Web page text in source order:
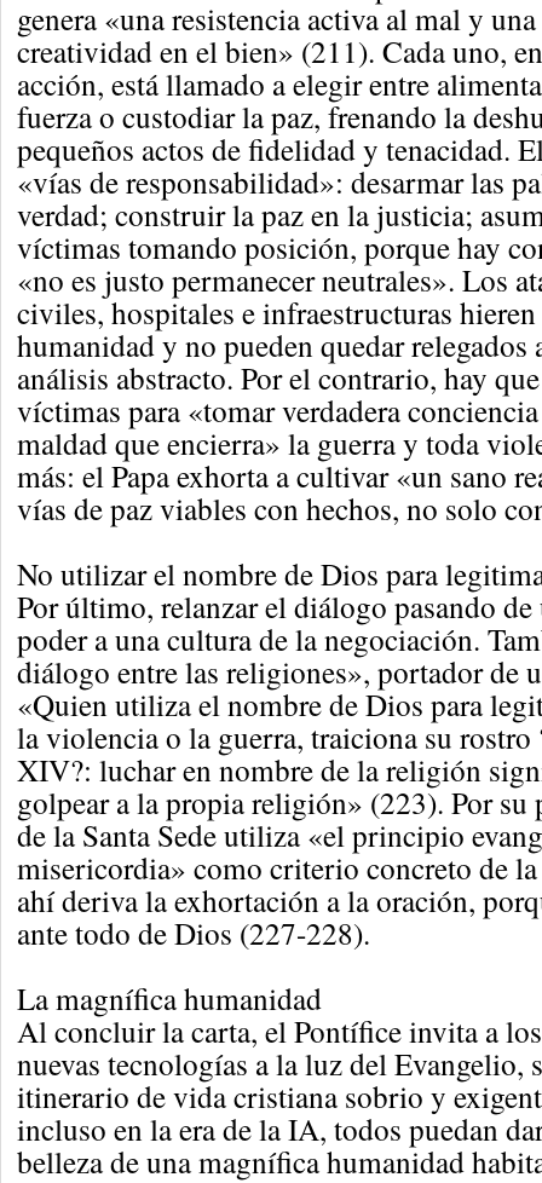
genera «una resistencia activa al mal y
creatividad en el bien» (211). Cada uno,
acción, está llamado a elegir entre
fuerza o custodiar la paz, frenando la
pequeños actos de fidelidad y tenacidad.
«vías de responsabilidad»: desarmar las
verdad; construir la paz en la justicia;
víctimas tomando posición, porque hay
«no es justo permanecer neutrales». Los
civiles, hospitales e infraestructuras
humanidad y no pueden quedar
análisis abstracto. Por el contrario, hay
víctimas para «tomar verdadera
maldad que encierra» la guerra y toda
más: el Papa exhorta a cultivar «un sano
vías de paz viables con hechos, no solo
No utilizar el nombre de Dios para
Por último, relanzar el diálogo pasando
poder a una cultura de la negociación.
diálogo entre las religiones», portador de
«Quien utiliza el nombre de Dios para
la violencia o la guerra, traiciona su rostro
XIV?: luchar en nombre de la religión
golpear a la propia religión» (223). Por su
de la Santa Sede utiliza «el principio
misericordia» como criterio concreto de
ahí deriva la exhortación a la oración,
ante todo de Dios (227-228).
La magnífica humanidad
Al concluir la carta, el Pontífice invita a
nuevas tecnologías a la luz del Evangelio,
itinerario de vida cristiana sobrio y
incluso en la era de la IA, todos puedan
belleza de una magnífica humanidad